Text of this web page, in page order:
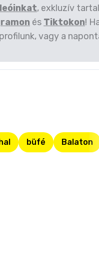
, exkluzív
és Tiktokon!
vagy a
büfé Balaton